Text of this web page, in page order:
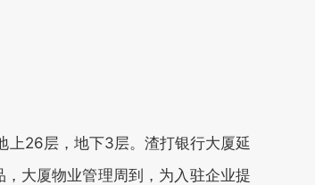
层，地下3层。渣打银行大厦延
大厦物业管理周到，为入驻企业提